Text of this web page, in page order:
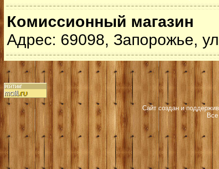
Комиссионный магазин
Адрес: 69098, Запорожье,
Сайт создан и